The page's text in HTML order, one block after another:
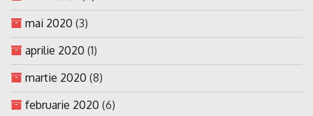
mai 2020 (3)
aprilie 2020 (1)
martie 2020 (8)
februarie 2020 (6)